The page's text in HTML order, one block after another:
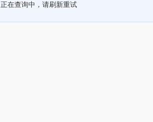
正在查询中，请刷新重试